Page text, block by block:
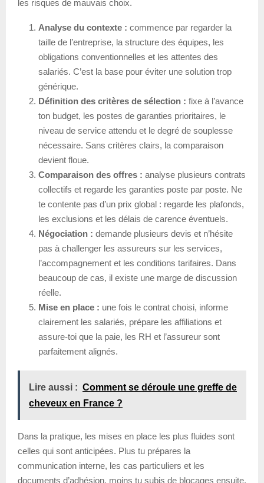
les risques de mauvais choix.
Analyse du contexte : commence par regarder la
taille de l’entreprise, la structure des équipes, les
obligations conventionnelles et les attentes des
salariés. C’est la base pour éviter une solution trop
générique.
Définition des critères de sélection : fixe à l’avance
ton budget, les postes de garanties prioritaires, le
niveau de service attendu et le degré de souplesse
nécessaire. Sans critères clairs, la comparaison
devient floue.
Comparaison des offres : analyse plusieurs contrats
collectifs et regarde les garanties poste par poste. Ne
te contente pas d’un prix global : regarde les plafonds,
les exclusions et les délais de carence éventuels.
Négociation : demande plusieurs devis et n’hésite
pas à challenger les assureurs sur les services,
l’accompagnement et les conditions tarifaires. Dans
beaucoup de cas, il existe une marge de discussion
réelle.
Mise en place : une fois le contrat choisi, informe
clairement les salariés, prépare les affiliations et
assure-toi que la paie, les RH et l’assureur sont
parfaitement alignés.
Lire aussi : Comment se déroule une greffe de
cheveux en France ?
Dans la pratique, les mises en place les plus fluides sont
celles qui sont anticipées. Plus tu prépares la
communication interne, les cas particuliers et les
documents d’adhésion, moins tu subis de blocages ensuite.